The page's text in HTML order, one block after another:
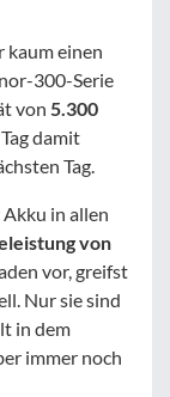
kaum einen
300-Serie
von 5.300
damit
Tag.
in allen
von
vor, greifst
Nur sie sind
in dem
immer noch